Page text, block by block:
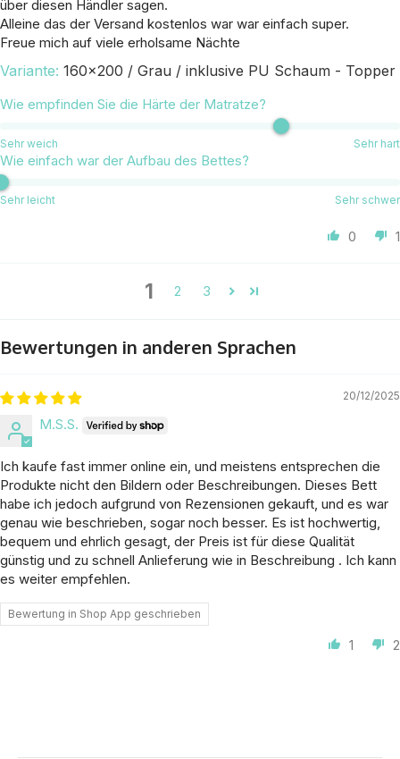
über diesen Händler sagen.
Alleine das der Versand kostenlos war war einfach super.
Freue mich auf viele erholsame Nächte
160x200 / Grau / inklusive PU Schaum - Topper
Wie empfinden Sie die Härte der Matratze?
Sehr weich Sehr hart
Wie einfach war der Aufbau des Bettes?
Sehr leicht Sehr schwer
0 1
1 2 3
Bewertungen in anderen Sprachen
20/12/2025
M.S.S.
Ich kaufe fast immer online ein, und meistens entsprechen die
Produkte nicht den Bildern oder Beschreibungen. Dieses Bett
habe ich jedoch aufgrund von Rezensionen gekauft, und es war
genau wie beschrieben, sogar noch besser. Es ist hochwertig,
bequem und ehrlich gesagt, der Preis ist für diese Qualität
günstig und zu schnell Anlieferung wie in Beschreibung . Ich kann
es weiter empfehlen.
Bewertung in Shop App geschrieben
1 2